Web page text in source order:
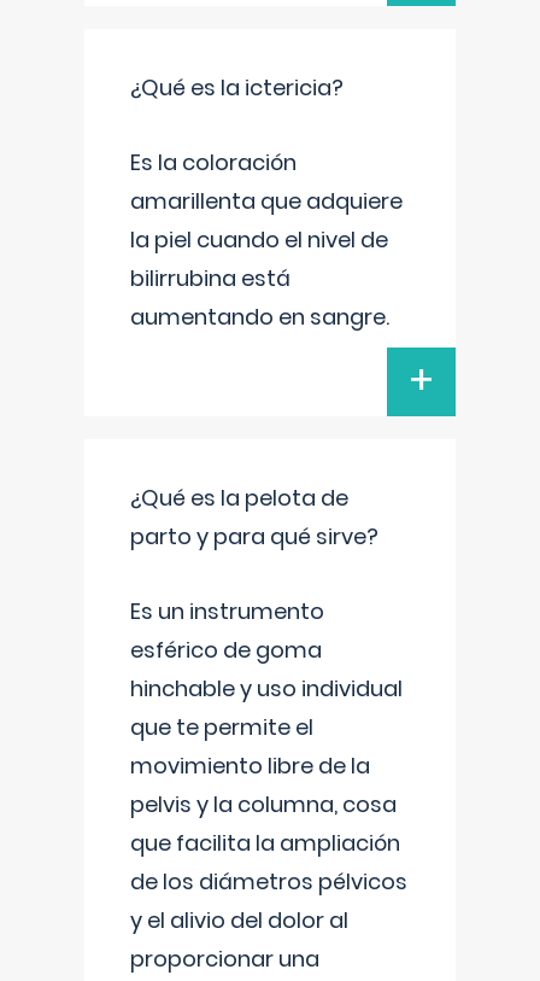
¿Qué es la ictericia?
Es la coloración
amarillenta que adquiere
la piel cuando el nivel de
bilirrubina está
aumentando en sangre.
+
¿Qué es la pelota de
parto y para qué sirve?
Es un instrumento
esférico de goma
hinchable y uso individual
que te permite el
movimiento libre de la
pelvis y la columna, cosa
que facilita la ampliación
de los diámetros pélvicos
y el alivio del dolor al
proporcionar una